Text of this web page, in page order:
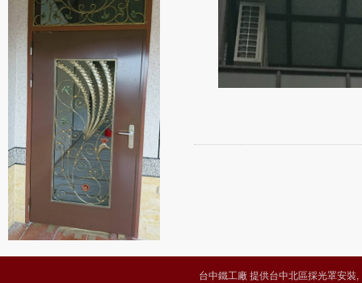
台中鐵工廠 提供台中北區採光罩安